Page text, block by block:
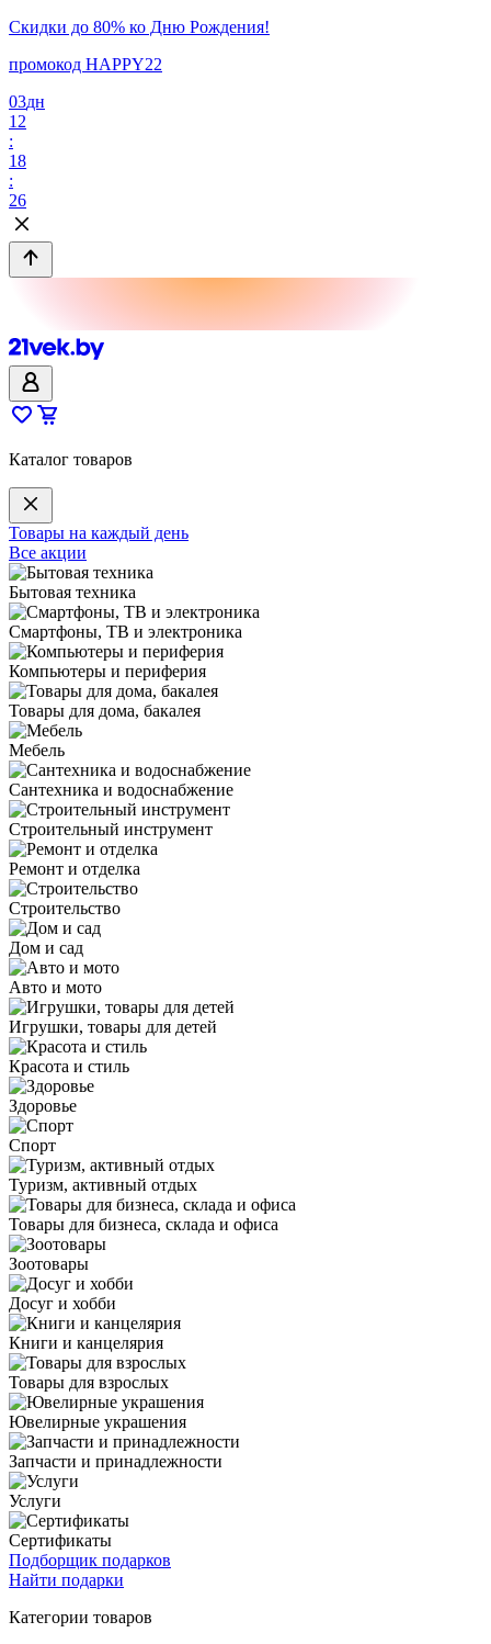
Скидки до 80% ко Дню Рождения!
промокод HAPPY22
03дн
12
:
18
:
26
Каталог товаров
Товары на каждый день
Все акции
Бытовая техника
Смартфоны, ТВ и электроника
Компьютеры и периферия
Товары для дома, бакалея
Мебель
Сантехника и водоснабжение
Строительный инструмент
Ремонт и отделка
Строительство
Дом и сад
Авто и мото
Игрушки, товары для детей
Красота и стиль
Здоровье
Спорт
Туризм, активный отдых
Товары для бизнеса, склада и офиса
Зоотовары
Досуг и хобби
Книги и канцелярия
Товары для взрослых
Ювелирные украшения
Запчасти и принадлежности
Услуги
Сертификаты
Подборщик подарков
Найти подарки
Категории товаров